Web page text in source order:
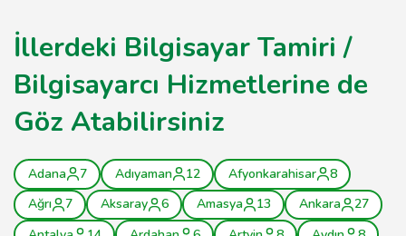
İllerdeki Bilgisayar Tamiri /
Bilgisayarcı Hizmetlerine de
Göz Atabilirsiniz
Adana 7 Adıyaman 12 Afyonkarahisar
8
Ağrı
7 Aksaray 6 Amasya 13 Ankara
27